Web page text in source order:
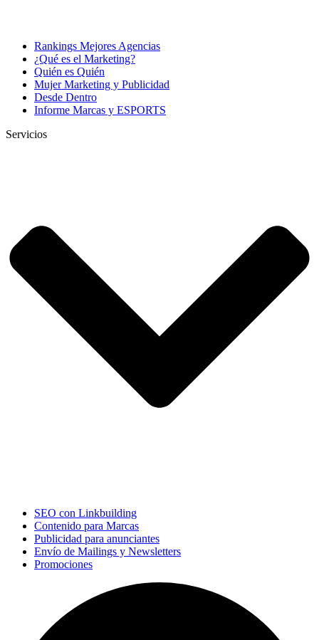
Rankings Mejores Agencias
¿Qué es el Marketing?
Quién es Quién
Mujer Marketing y Publicidad
Desde Dentro
Informe Marcas y ESPORTS
Servicios
SEO con Linkbuilding
Contenido para Marcas
Publicidad para anunciantes
Envío de Mailings y Newsletters
Promociones